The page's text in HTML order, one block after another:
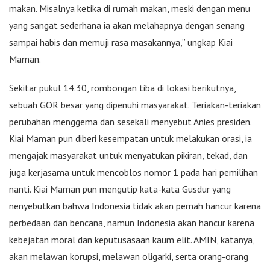
makan. Misalnya ketika di rumah makan, meski dengan menu
yang sangat sederhana ia akan melahapnya dengan senang
sampai habis dan memuji rasa masakannya,” ungkap Kiai
Maman.
Sekitar pukul 14.30, rombongan tiba di lokasi berikutnya,
sebuah GOR besar yang dipenuhi masyarakat. Teriakan-teriakan
perubahan menggema dan sesekali menyebut Anies presiden.
Kiai Maman pun diberi kesempatan untuk melakukan orasi, ia
mengajak masyarakat untuk menyatukan pikiran, tekad, dan
juga kerjasama untuk mencoblos nomor 1 pada hari pemilihan
nanti. Kiai Maman pun mengutip kata-kata Gusdur yang
nenyebutkan bahwa Indonesia tidak akan pernah hancur karena
perbedaan dan bencana, namun Indonesia akan hancur karena
kebejatan moral dan keputusasaan kaum elit. AMIN, katanya,
akan melawan korupsi, melawan oligarki, serta orang-orang